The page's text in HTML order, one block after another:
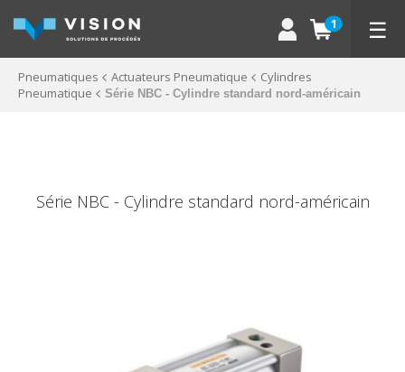
1 ☰
Pneumatiques Actuateurs Pneumatique
Cylindres
Pneumatique
Série NBC - Cylindre standard nord-américain
Série NBC - Cylindre standard nord-américain